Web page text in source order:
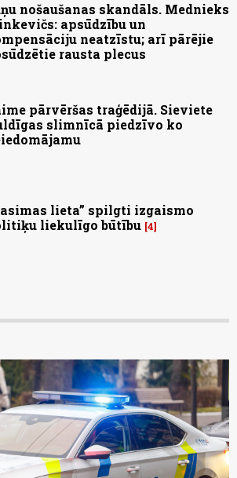
nošaušanas skandāls. Mednieks
apsūdzību un
neatzīstu; arī pārējie
rausta plecus
pārvēršas traģēdijā. Sieviete
slimnīcā piedzīvo ko
lieta” spilgti izgaismo
liekulīgo būtību 4